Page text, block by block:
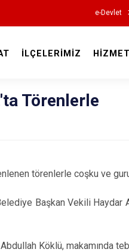
e-Devlet
İLÇELERİMİZ
Törenlerle
törenlerle coşku ve
Başkan Vekili Haydar
Abdullah Köklü, makamında